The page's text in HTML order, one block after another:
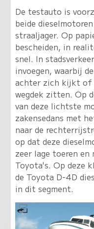
De testauto is
beide
straaljager. Op
bescheiden, in
snel. In
invoegen, waarbij
achter zich kijkt of
wegdek zitten. Op
van deze lichtste
zakensedans met
naar de
op dat deze
zeer lage toeren en
Toyota's. Op deze
de Toyota D-4D
in dit segment.